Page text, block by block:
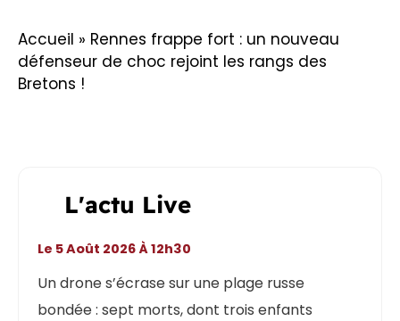
Accueil » Rennes frappe fort : un nouveau
défenseur de choc rejoint les rangs des
Bretons !
L'actu Live
Un drone s’écrase sur une plage russe
bondée : sept morts, dont trois enfants
Le 5 Août 2026 À 12h30